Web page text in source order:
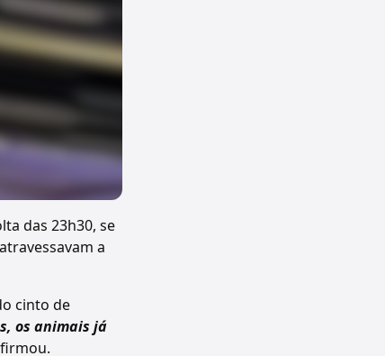
das 23h30, se
a
cinto de
os animais já